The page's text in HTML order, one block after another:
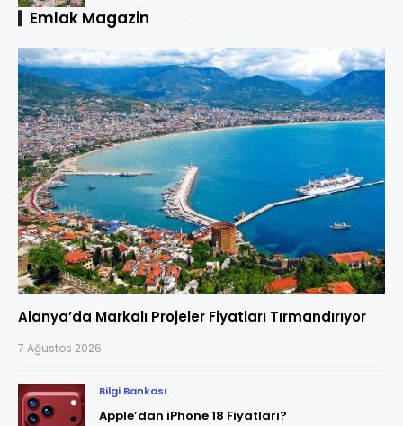
Emlak Magazin
Alanya’da Markalı Projeler Fiyatları Tırmandırıyor
7 Ağustos 2026
Bilgi Bankası
Apple’dan iPhone 18 Fiyatları?